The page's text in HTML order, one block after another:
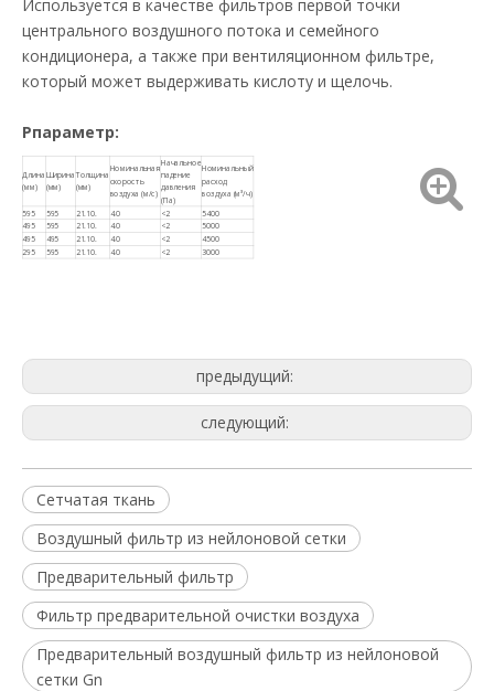
Используется в качестве фильтров первой точки
центрального воздушного потока и семейного
кондиционера, а также при вентиляционном фильтре,
который может выдерживать кислоту и щелочь.
Pпараметр:
Длина
(мм)
Ширина
(мм)
Толщина
(мм)
Номинальная
скорость
воздуха (м/с)
Начальное
падение
давления
(Па)
Номинальный
расход
воздуха (м³/ч)
595
595 21.10. 4.0 <2
5400
495
595 21.10. 4.0 <2 5000
495 495 21.10. 4.0 <2
4500
295
595 21.10. 4.0 <2 3000
предыдущий:
следующий:
Сетчатая ткань
Воздушный фильтр из нейлоновой сетки
Предварительный фильтр
Фильтр предварительной очистки воздуха
Предварительный воздушный фильтр из нейлоновой
сетки Gn